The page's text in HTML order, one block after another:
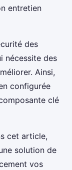
entretien
des
nécessite des
Ainsi,
configurée
clé
cet article,
solution de
vos